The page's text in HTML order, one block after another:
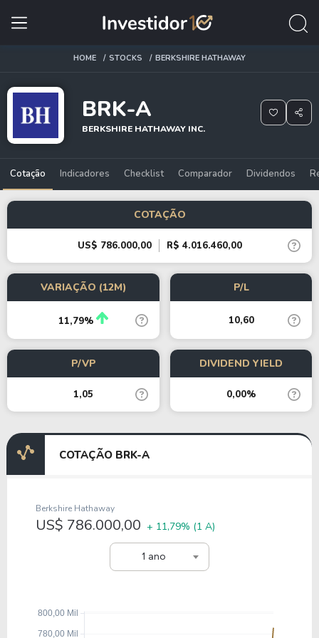
HOME STOCKS BERKSHIRE HATHAWAY
BRK-A
BERKSHIRE HATHAWAY INC.
Cotação Indicadores Checklist Comparador Dividendos
COTAÇÃO
US$ 786.000,00 R$ 4.016.460,00
VARIAÇÃO (12M)
11,79%
P/L
10,60
P/VP
1,05
DIVIDEND YIELD
0,00%
COTAÇÃO BRK-A
1 ano
Berkshire Hathaway
US$ 786.000,00 + 11,79% (1 A)